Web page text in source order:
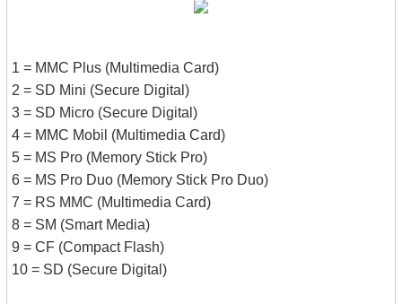
1 = MMC Plus (Multimedia Card)
2 = SD Mini (Secure Digital)
3 = SD Micro (Secure Digital)
4 = MMC Mobil (Multimedia Card)
5 = MS Pro (Memory Stick Pro)
6 = MS Pro Duo (Memory Stick Pro Duo)
7 = RS MMC (Multimedia Card)
8 = SM (Smart Media)
9 = CF (Compact Flash)
10 = SD (Secure Digital)